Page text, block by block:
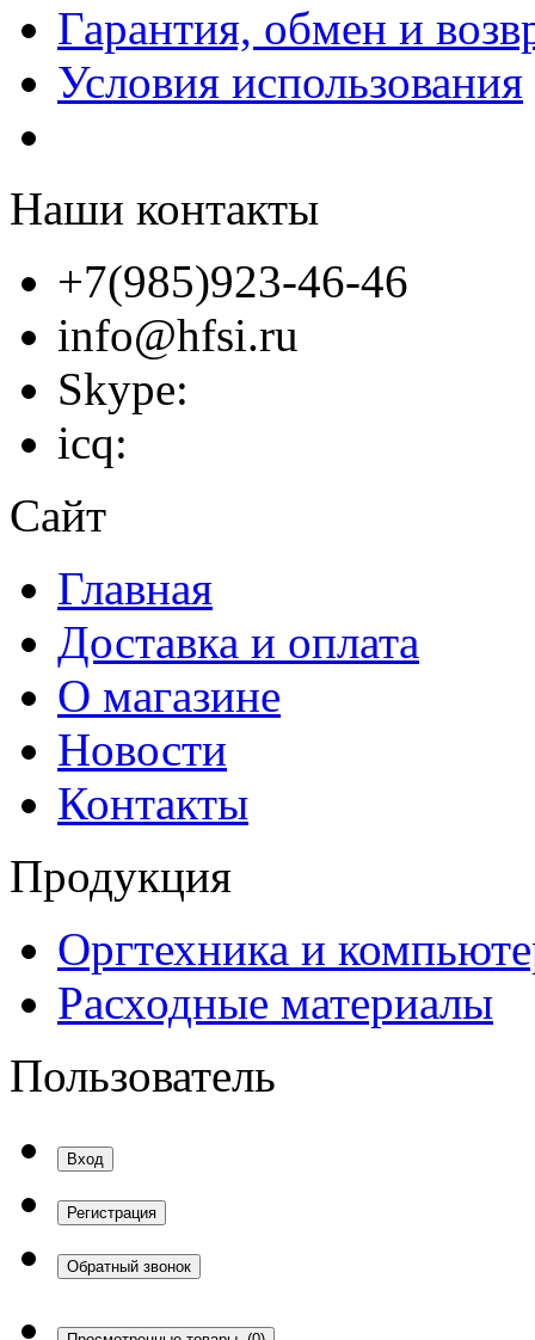
Гарантия, обмен и
Условия использования
Наши контакты
+7(985)923-46-46
info@hfsi.ru
Skype:
icq:
Сайт
Главная
Доставка и оплата
О магазине
Новости
Контакты
Продукция
Оргтехника и
Расходные материалы
Пользователь
Вход
Регистрация
Обратный звонок